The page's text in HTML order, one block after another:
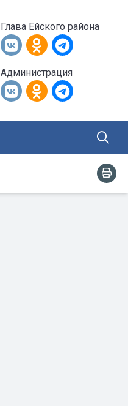
Глава Ейского района
Администрация